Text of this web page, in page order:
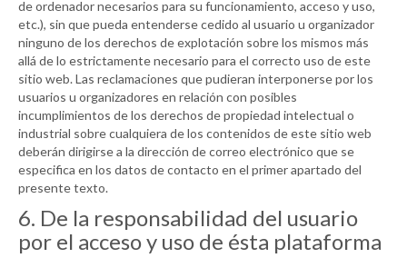
de ordenador necesarios para su funcionamiento, acceso y uso,
etc.), sin que pueda entenderse cedido al usuario u organizador
ninguno de los derechos de explotación sobre los mismos más
allá de lo estrictamente necesario para el correcto uso de este
sitio web. Las reclamaciones que pudieran interponerse por los
usuarios u organizadores en relación con posibles
incumplimientos de los derechos de propiedad intelectual o
industrial sobre cualquiera de los contenidos de este sitio web
deberán dirigirse a la dirección de correo electrónico que se
especifica en los datos de contacto en el primer apartado del
presente texto.
6. De la responsabilidad del usuario
por el acceso y uso de ésta plataforma